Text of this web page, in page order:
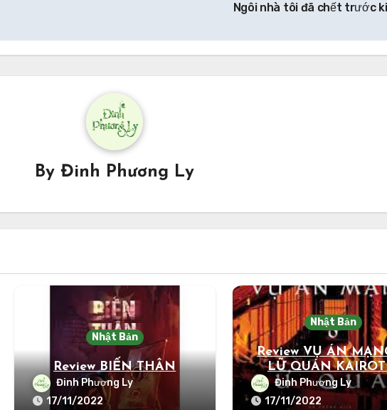
Ngôi nhà tôi đã chết trước
ByĐinh Phương Ly
Nhật Bản
Review BIẾN THÂN
Đinh Phương Ly
17/11/2022
Nhật Bản
Review VỤ ÁN
LỮ QUÁN
Đinh Phương Ly
17/11/2022